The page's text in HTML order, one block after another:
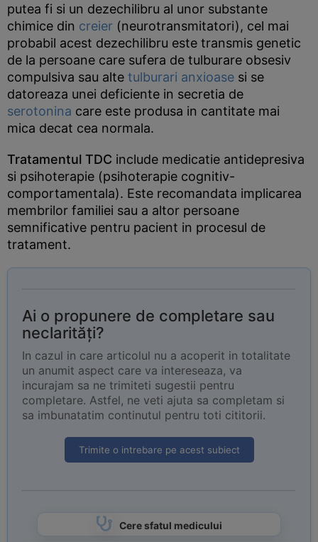
putea fi si un dezechilibru al unor substante
chimice din creier (neurotransmitatori), cel mai
probabil acest dezechilibru este transmis genetic
de la persoane care sufera de tulburare obsesiv
compulsiva sau alte tulburari anxioase si se
datoreaza unei deficiente in secretia de
serotonina care este produsa in cantitate mai
mica decat cea normala.
Tratamentul TDC include medicatie antidepresiva
si psihoterapie (psihoterapie cognitiv-
comportamentala). Este recomandata implicarea
membrilor familiei sau a altor persoane
semnificative pentru pacient in procesul de
tratament.
Ai o propunere de completare sau
neclarități?
In cazul in care articolul nu a acoperit in totalitate
un anumit aspect care va intereseaza, va
incurajam sa ne trimiteti sugestii pentru
completare. Astfel, ne veti ajuta sa completam si
sa imbunatatim continutul pentru toti cititorii.
Trimite o intrebare pe acest subiect
Cere sfatul medicului